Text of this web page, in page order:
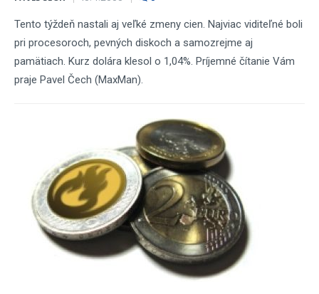
Tento týždeň nastali aj veľké zmeny cien. Najviac viditeľné boli
pri procesoroch, pevných diskoch a samozrejme aj
pamätiach. Kurz dolára klesol o 1,04%. Príjemné čítanie Vám
praje Pavel Čech (MaxMan).